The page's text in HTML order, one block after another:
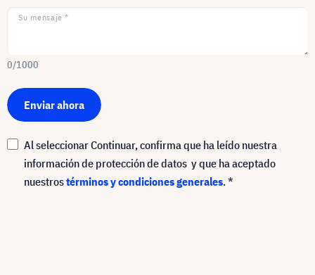
Su mensaje *
0/1000
Enviar ahora
Al seleccionar Continuar, confirma que ha leído nuestra
información de protección de datos y que ha aceptado
nuestrostérminos y condiciones generales. *